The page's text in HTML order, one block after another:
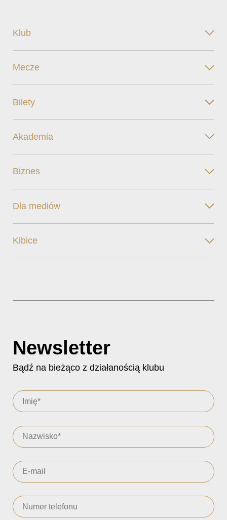
Klub
Mecze
Bilety
Akademia
Biznes
Dla mediów
Kibice
Newsletter
Bądź na bieżąco z działanością klubu